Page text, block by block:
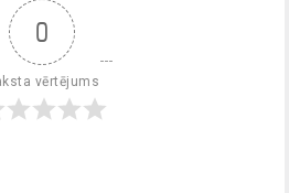
0
vērtējums